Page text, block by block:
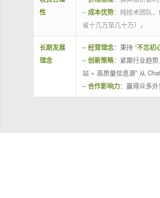
性
– 成本优势：纯技术团队
省十几万至几十万）。
长期发展
理念
–经营理念：秉持 “不忘初
–创新策略：紧跟行业趋
站 + 高质量信息源” 从
–合作影响力：赢得众多